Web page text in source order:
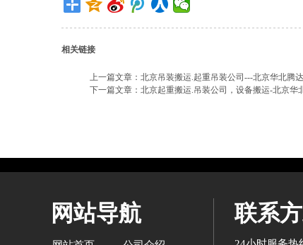
相关链接
上一篇文章： 北京吊装搬运.起重吊装公司---北京华北腾
下一篇文章： 北京起重搬运.吊装公司，设备搬运-北京华
网站导航 联系